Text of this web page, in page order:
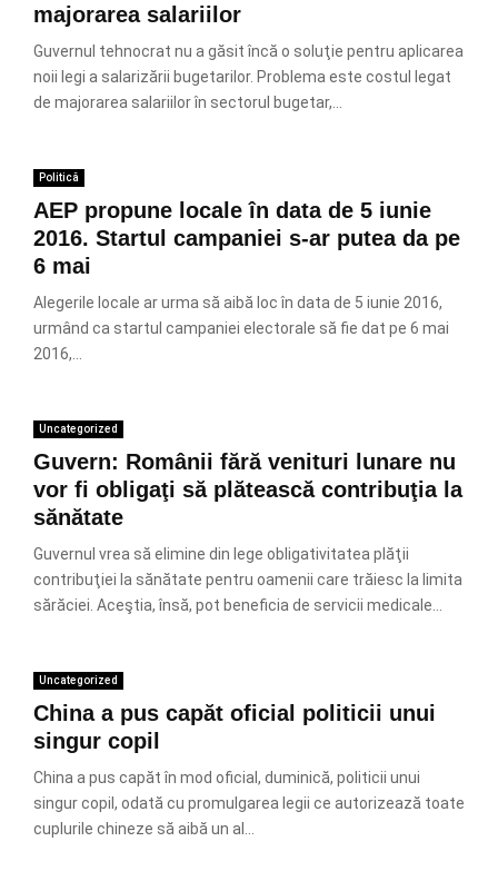
majorarea salariilor
Guvernul tehnocrat nu a găsit încă o soluţie pentru aplicarea
noii legi a salarizării bugetarilor. Problema este costul legat
de majorarea salariilor în sectorul bugetar,...
Politică
AEP propune locale în data de 5 iunie
2016. Startul campaniei s-ar putea da pe
6 mai
Alegerile locale ar urma să aibă loc în data de 5 iunie 2016,
urmând ca startul campaniei electorale să fie dat pe 6 mai
2016,...
Uncategorized
Guvern: Românii fără venituri lunare nu
vor fi obligaţi să plătească contribuţia la
sănătate
Guvernul vrea să elimine din lege obligativitatea plăţii
contribuţiei la sănătate pentru oamenii care trăiesc la limita
sărăciei. Aceştia, însă, pot beneficia de servicii medicale...
Uncategorized
China a pus capăt oficial politicii unui
singur copil
China a pus capăt în mod oficial, duminică, politicii unui
singur copil, odată cu promulgarea legii ce autorizează toate
cuplurile chineze să aibă un al...